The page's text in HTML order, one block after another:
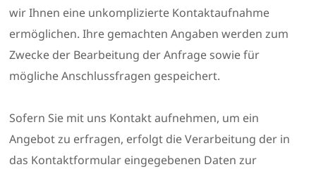
wir Ihnen eine unkomplizierte Kontaktaufnahme
ermöglichen. Ihre gemachten Angaben werden zum
Zwecke der Bearbeitung der Anfrage sowie für
mögliche Anschlussfragen gespeichert.
Sofern Sie mit uns Kontakt aufnehmen, um ein
Angebot zu erfragen, erfolgt die Verarbeitung der in
das Kontaktformular eingegebenen Daten zur